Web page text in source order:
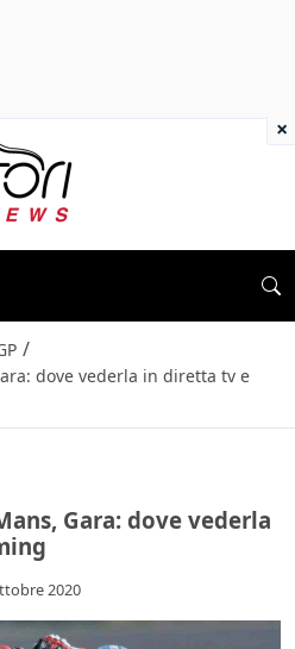
/
dove vederla in diretta tv e
Gara: dove vederla
2020
×